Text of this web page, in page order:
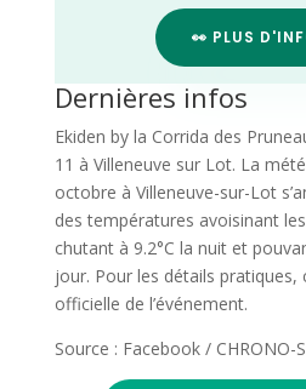
👀 PLUS
Dernières infos
Ekiden by la Corrida des
11 à Villeneuve sur Lot. La
octobre à Villeneuve-sur-Lot
des températures avoisinant
chutant à 9.2°C la nuit et
jour. Pour les détails pratiques,
officielle de l’événement.
Source : Facebook / CHRONO-